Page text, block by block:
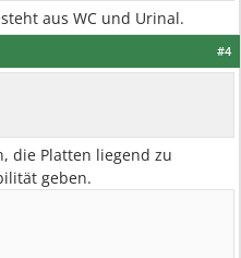
aus WC und Urinal.
#4
die Platten liegend zu
geben.